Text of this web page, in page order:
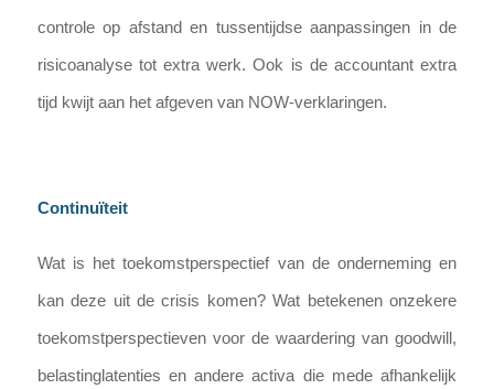
controle op afstand en tussentijdse aanpassingen in de
risicoanalyse tot extra werk. Ook is de accountant extra
tijd kwijt aan het afgeven van NOW-verklaringen.
Continuïteit
Wat is het toekomstperspectief van de onderneming en
kan deze uit de crisis komen? Wat betekenen onzekere
toekomstperspectieven voor de waardering van goodwill,
belastinglatenties en andere activa die mede afhankelijk